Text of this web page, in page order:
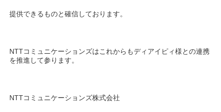
提供できるものと確信しております。
NTTコミュニケーションズはこれからもディアイピィ様との連携
を推進して参ります。
NTTコミュニケーションズ株式会社